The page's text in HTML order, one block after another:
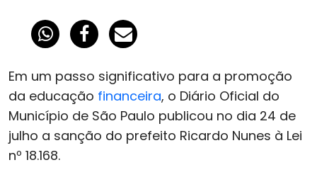
Em um passo significativo para a promoção
da educação financeira, o Diário Oficial do
Município de São Paulo publicou no dia 24 de
julho a sanção do prefeito Ricardo Nunes à Lei
nº 18.168.